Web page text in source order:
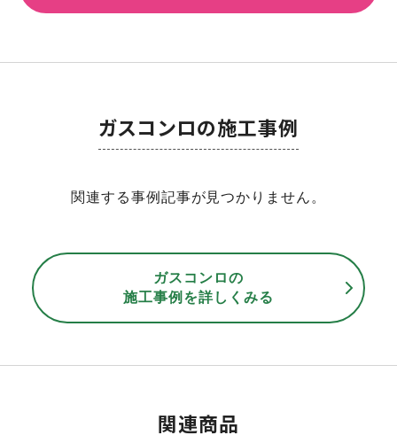
ガスコンロの施工事例
関連する事例記事が見つかりません。
ガスコンロの
施工事例を詳しくみる
関連商品